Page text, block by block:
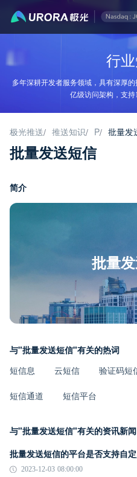
行
多年深耕开发者服务领域，具有深厚
亿级访问架构，支持
极光推送/ 推送知识/ P/ 批量发
批量发送短信
简介
批量
与"批量发送短信"有关的热词
短信息 云短信 验证码短
短信通道 短信平台
与"批量发送短信"有关的资讯新闻
批量发送短信的平台是否支持自
2023-12-03 08:00:00